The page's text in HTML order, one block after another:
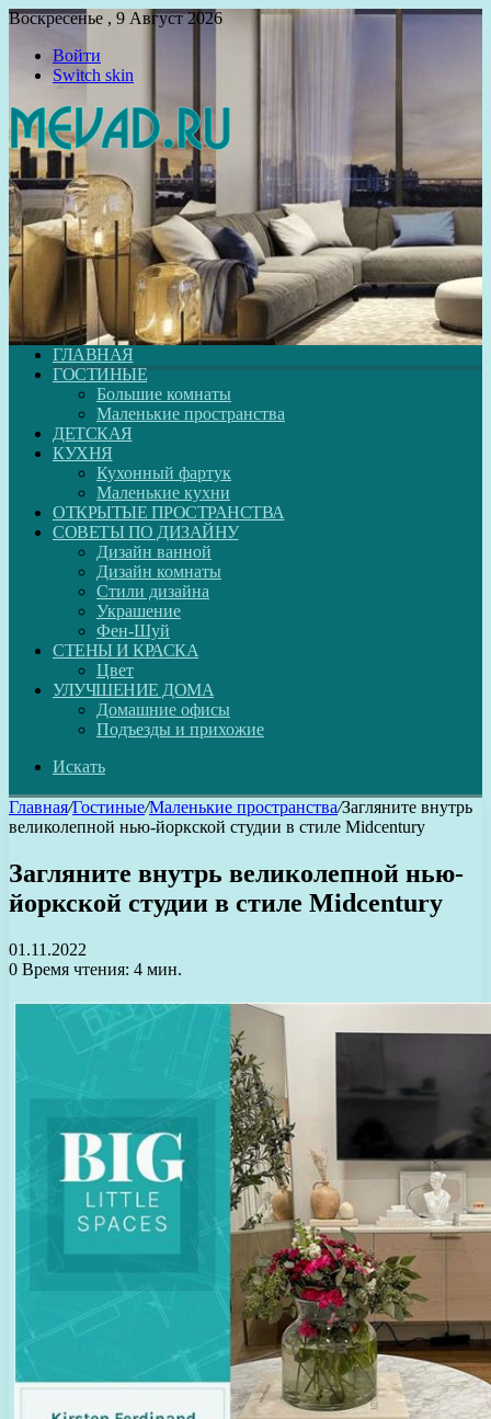
Воскресенье , 9 Август 2026
Войти
Switch skin
ГЛАВНАЯ
ГОСТИНЫЕ
Большие комнаты
Маленькие пространства
ДЕТСКАЯ
КУХНЯ
Кухонный фартук
Маленькие кухни
ОТКРЫТЫЕ ПРОСТРАНСТВА
СОВЕТЫ ПО ДИЗАЙНУ
Дизайн ванной
Дизайн комнаты
Стили дизайна
Украшение
Фен-Шуй
СТЕНЫ И КРАСКА
Цвет
УЛУЧШЕНИЕ ДОМА
Домашние офисы
Подъезды и прихожие
Искать
Главная/Гостиные/Маленькие пространства/Загляните внутрь
великолепной нью-йоркской студии в стиле Midcentury
Загляните внутрь великолепной нью-
йоркской студии в стиле Midcentury
01.11.2022
0 Время чтения: 4 мин.